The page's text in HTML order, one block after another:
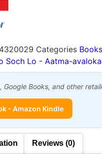
Categories Books
Soch Lo - Aatma-
Books, and other
- Amazon Kindle
Reviews (0)